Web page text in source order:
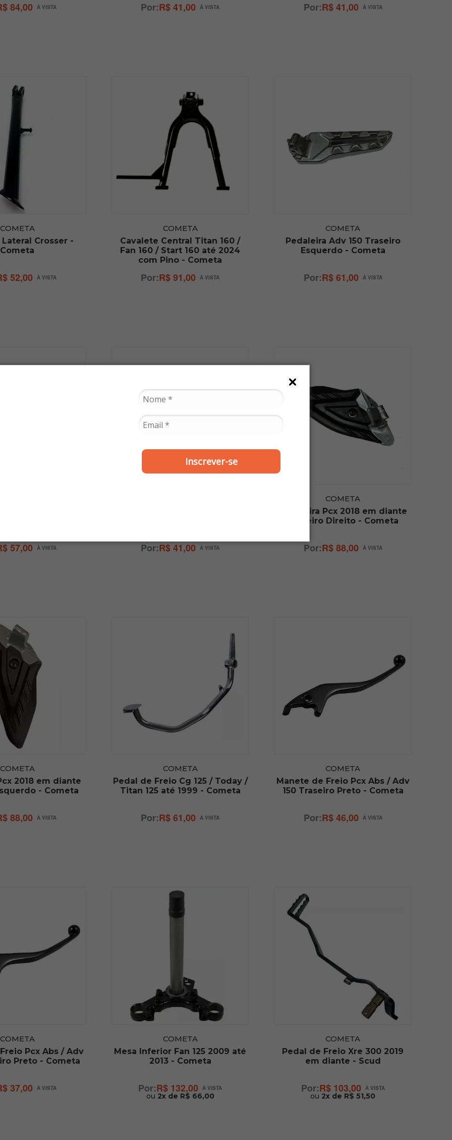
Inscrever-se
84,00 R$ 41,00 R$ 41,00
COMETA
Crosser -
Cometa
52,00
COMETA
Cavalete Central Titan 160 /
Fan 160 / Start 160 até 2024
com Pino - Cometa
R$ 91,00
COMETA
Pedaleira Adv 150 Traseiro
Esquerdo - Cometa
R$ 61,00
57,00 R$ 41,00
COMETA
Pedaleira Pcx 2018 em diante
Traseiro Direito - Cometa
R$ 88,00
COMETA
2018 em diante
- Cometa
88,00
COMETA
Pedal de Freio Cg 125 / Today /
Titan 125 até 1999 - Cometa
R$ 61,00
COMETA
Manete de Freio Pcx Abs / Adv
150 Traseiro Preto - Cometa
R$ 46,00
COMETA
Pcx Abs / Adv
Preto - Cometa
37,00
COMETA
Mesa Inferior Fan 125 2009 até
2013 - Cometa
R$ 132,00
ou 2x de R$ 66,00
COMETA
Pedal de Freio Xre 300 2019
em diante - Scud
R$ 103,00
ou 2x de R$ 51,50